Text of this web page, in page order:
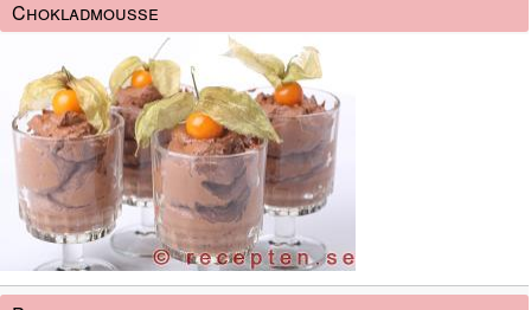
Chokladmousse